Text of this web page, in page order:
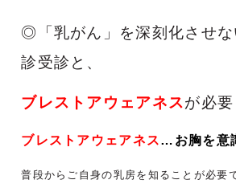
◎「乳がん」を深刻化させな
診受診と、
ブレストアウェアネスが必要
ブレストアウェアネス… お胸を意
普段からご自身の乳房を知ることが必要